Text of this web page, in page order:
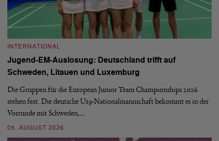
INTERNATIONAL
Jugend-EM-Auslosung: Deutschland trifft auf
Schweden, Litauen und Luxemburg
Die Gruppen für die European Junior Team Championships 2026
stehen fest. Die deutsche U19-Nationalmannschaft bekommt es in der
Vorrunde mit Schweden,…
05. AUGUST 2026